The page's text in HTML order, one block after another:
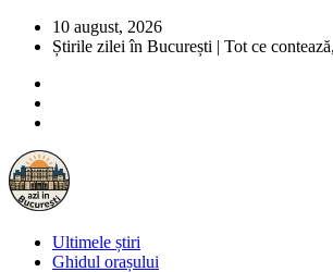
10 august, 2026
Știrile zilei în București | Tot ce
Ultimele știri
Ghidul orașului